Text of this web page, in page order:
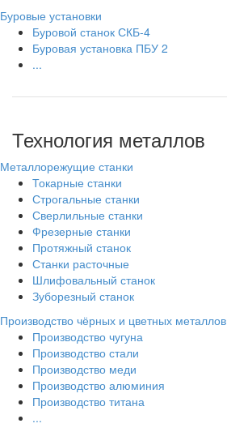
Буровые установки
Буровой станок СКБ-4
Буровая установка ПБУ 2
...
Технология металлов
Металлорежущие станки
Токарные станки
Строгальные станки
Сверлильные станки
Фрезерные станки
Протяжный станок
Станки расточные
Шлифовальный станок
Зуборезный станок
Производство чёрных и цветных металлов
Производство чугуна
Производство стали
Производство меди
Производство алюминия
Производство титана
...